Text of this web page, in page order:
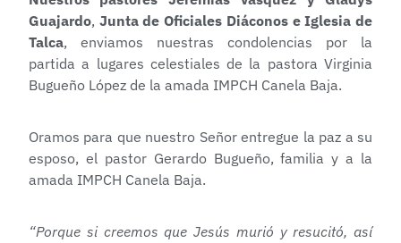
Guajardo, Junta de Oficiales Diáconos e Iglesia de
Talca, enviamos nuestras condolencias por la
partida a lugares celestiales de la pastora Virginia
Bugueño López de la amada IMPCH Canela Baja.
Oramos para que nuestro Señor entregue la paz a su
esposo, el pastor Gerardo Bugueño, familia y a la
amada IMPCH Canela Baja.
“Porque si creemos que Jesús murió y resucitó, así